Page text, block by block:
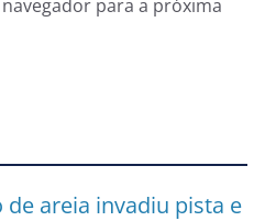
para a próxima
areia invadiu pista e